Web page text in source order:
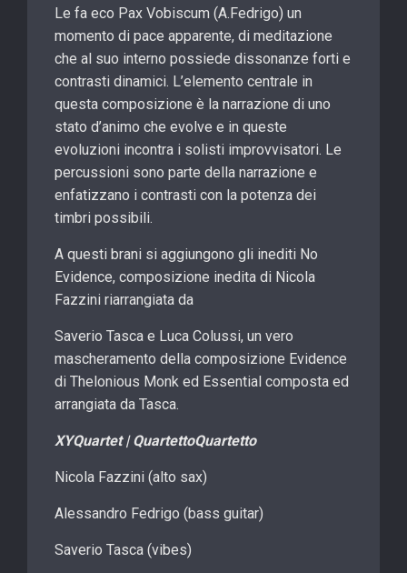
Le fa eco Pax Vobiscum (A.Fedrigo) un
momento di pace apparente, di meditazione
che al suo interno possiede dissonanze forti e
contrasti dinamici. L’elemento centrale in
questa composizione è la narrazione di uno
stato d’animo che evolve e in queste
evoluzioni incontra i solisti improvvisatori. Le
percussioni sono parte della narrazione e
enfatizzano i contrasti con la potenza dei
timbri possibili.
A questi brani si aggiungono gli inediti No
Evidence, composizione inedita di Nicola
Fazzini riarrangiata da
Saverio Tasca e Luca Colussi, un vero
mascheramento della composizione Evidence
di Thelonious Monk ed Essential composta ed
arrangiata da Tasca.
XYQuartet | QuartettoQuartetto
Nicola Fazzini (alto sax)
Alessandro Fedrigo (bass guitar)
Saverio Tasca (vibes)